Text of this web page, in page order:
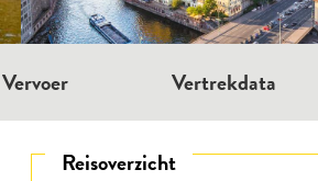
Vervoer Vertrekdata
Reisoverzicht